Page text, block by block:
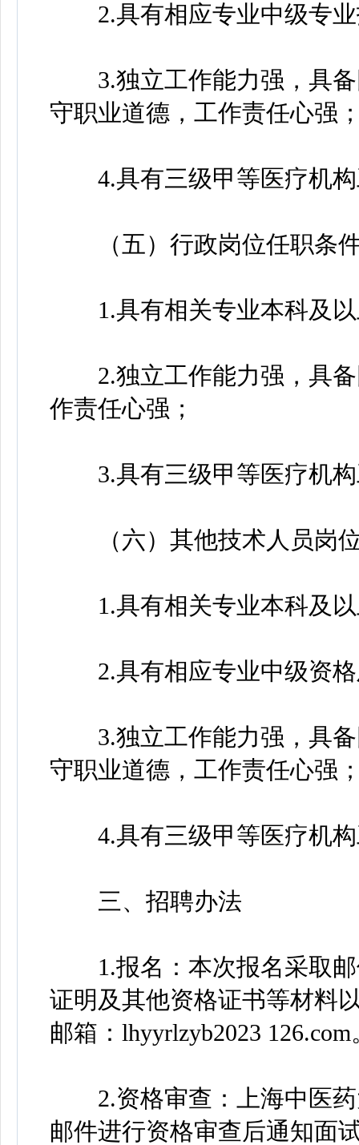
2.具有相应专业中级专业
3.独立工作能力强，具备
守职业道德，工作责任心强
4.具有三级甲等医疗机构
（五）行政岗位任职条
1.具有相关专业本科及以
2.独立工作能力强，具备
作责任心强；
3.具有三级甲等医疗机构
（六）其他技术人员岗
1.具有相关专业本科及以
2.具有相应专业中级资格
3.独立工作能力强，具备
守职业道德，工作责任心强
4.具有三级甲等医疗机构
三、招聘办法
1.报名：本次报名采取邮
证明及其他资格证书等材料
邮箱：lhyyrlzyb2023
2.资格审查：上海中医药
邮件进行资格审查后通知面